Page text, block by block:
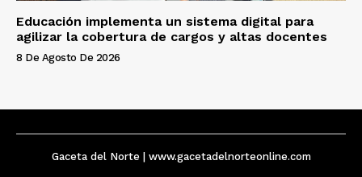
Educación implementa un sistema digital para
agilizar la cobertura de cargos y altas docentes
8 De Agosto De 2026
Gaceta del Norte | www.gacetadelnorteonline.com